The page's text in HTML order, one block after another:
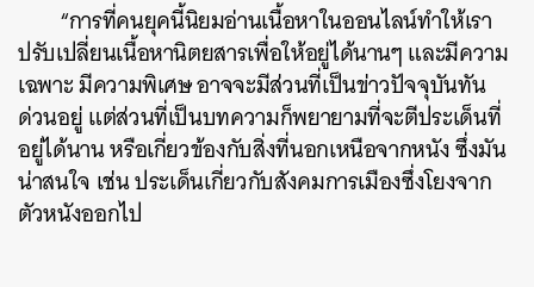
“การที่คนยุคนี้นิยมอ่านเนื้อหาในออนไลน์ทำให้เรา
ปรับเปลี่ยนเนื้อหานิตยสารเพื่อให้อยู่ได้นานๆ และมีความ
เฉพาะ มีความพิเศษ อาจจะมีส่วนที่เป็นข่าวปัจจุบันทัน
ด่วนอยู่ แต่ส่วนที่เป็นบทความก็พยายามที่จะตีประเด็นที่
อยู่ได้นาน หรือเกี่ยวข้องกับสิ่งที่นอกเหนือจากหนัง ซึ่งมัน
น่าสนใจ เช่น ประเด็นเกี่ยวกับสังคมการเมืองซึ่งโยงจาก
ตัวหนังออกไป